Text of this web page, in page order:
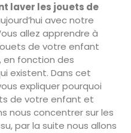
laver les jouets de
avec notre
allez apprendre à
de votre enfant
fonction des
existent. Dans cet
expliquer pourquoi
de votre enfant et
nous concentrer sur les
par la suite nous allons